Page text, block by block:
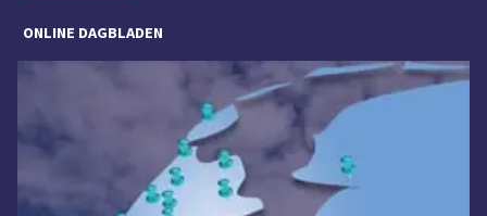
ONLINE DAGBLADEN